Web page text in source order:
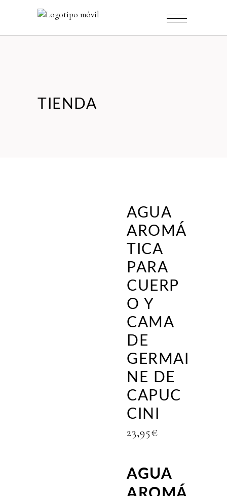
TIENDA
AGUA
AROMÁ
TICA
PARA
CUERP
O Y
CAMA
DE
GERMAI
NE DE
CAPUC
CINI
23,95€
AGUA